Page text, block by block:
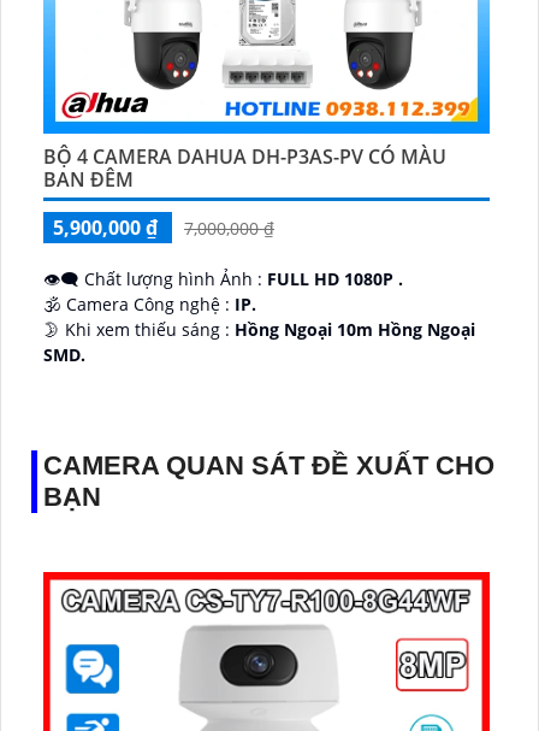
BỘ 4 CAMERA DAHUA DH-P3AS-PV CÓ MÀU
BAN ĐÊM
5,900,000 ₫
7,000,000 ₫
👁️‍🗨 Chất lượng hình Ảnh : FULL HD 1080P .
🕉️ Camera Công nghệ : IP.
🌛 Khi xem thiếu sáng : Hồng Ngoại 10m Hồng Ngoại
SMD.
CAMERA QUAN SÁT ĐỀ XUẤT CHO
BẠN